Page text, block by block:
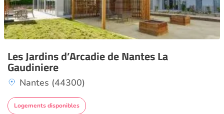
Les Jardins d’Arcadie de Nantes La
Gaudiniere
Nantes (44300)
Logements disponibles